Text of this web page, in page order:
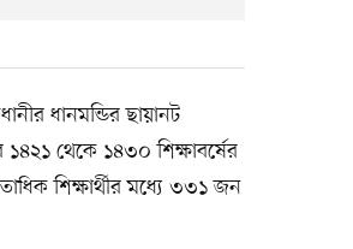
ধানমন্ডির ছায়ানট
থেকে ১৪৩০ শিক্ষাবর্ষের
শিক্ষার্থীর মধ্যে ৩৩১ জন